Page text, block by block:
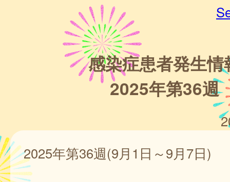
感染症患者発生情
2025年第36週
2025年第36週(9月1日～9月7日)